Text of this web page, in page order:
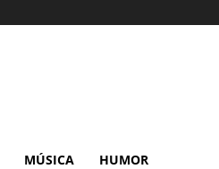
MÚSICA HUMOR